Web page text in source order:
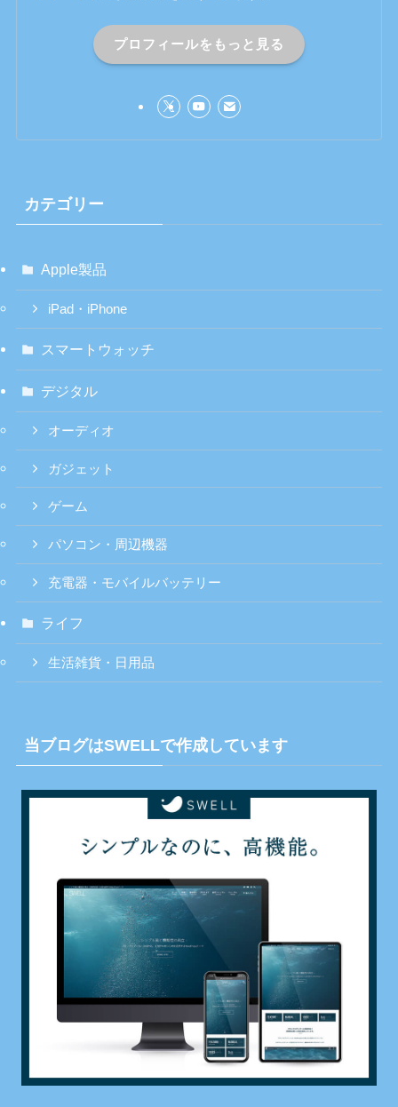
プロフィールをもっと見る
カテゴリー
Apple製品
iPad・iPhone
スマートウォッチ
デジタル
オーディオ
ガジェット
ゲーム
パソコン・周辺機器
充電器・モバイルバッテリー
ライフ
生活雑貨・日用品
当ブログはSWELLで作成しています